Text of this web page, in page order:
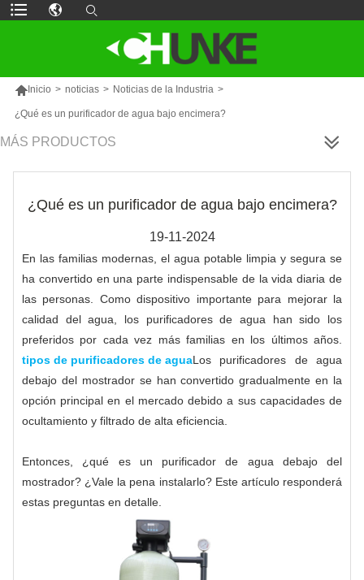
Inicio > noticias > Noticias de la Industria >
¿Qué es un purificador de agua bajo encimera?
MÁS PRODUCTOS
¿Qué es un purificador de agua bajo encimera?
19-11-2024
En las familias modernas, el agua potable limpia y segura se
ha convertido en una parte indispensable de la vida diaria de
las personas. Como dispositivo importante para mejorar la
calidad del agua, los purificadores de agua han sido los
preferidos por cada vez más familias en los últimos años.
tipos de purificadores de aguaLos purificadores de agua
debajo del mostrador se han convertido gradualmente en la
opción principal en el mercado debido a sus capacidades de
ocultamiento y filtrado de alta eficiencia.
Entonces, ¿qué es un purificador de agua debajo del
mostrador? ¿Vale la pena instalarlo? Este artículo responderá
estas preguntas en detalle.